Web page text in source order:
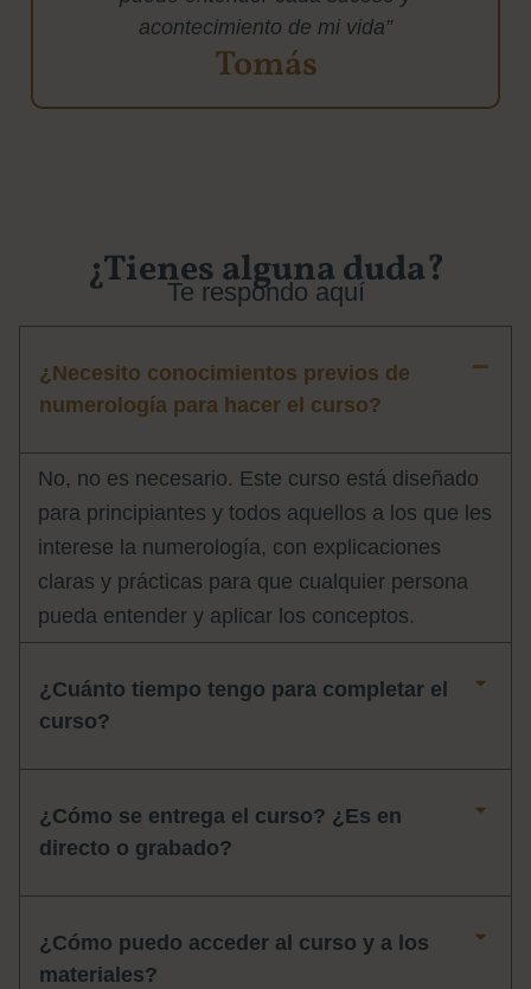
acontecimiento de mi vida”
Tomás
¿Tienes alguna duda?
Te respondo aquí
¿Necesito conocimientos previos de
numerología para hacer el curso?
No, no es necesario. Este curso está diseñado
para principiantes y todos aquellos a los que les
interese la numerología, con explicaciones
claras y prácticas para que cualquier persona
pueda entender y aplicar los conceptos.
¿Cuánto tiempo tengo para completar el
curso?
¿Cómo se entrega el curso? ¿Es en
directo o grabado?
¿Cómo puedo acceder al curso y a los
materiales?